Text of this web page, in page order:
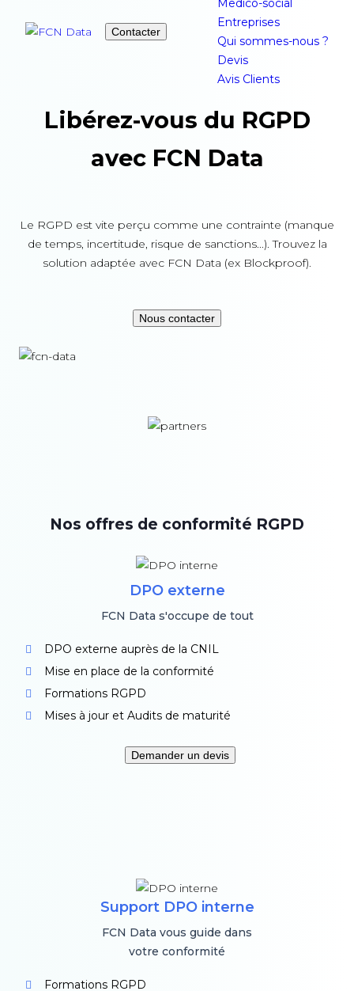
Contacter
Medico-social
Entreprises
Qui sommes-nous ?
Devis
Avis Clients
Libérez-vous du RGPD
avec FCN Data
Le RGPD est vite perçu comme une contrainte (manque
de temps, incertitude, risque de sanctions...). Trouvez la
solution adaptée avec FCN Data (ex Blockproof).
Nous contacter
Nos offres de conformité RGPD
DPO externe
FCN Data s'occupe de tout
DPO externe auprès de la CNIL
Mise en place de la conformité
Formations RGPD
Mises à jour et Audits de maturité
Demander un devis
Formations RGPD
Support DPO interne
FCN Data vous guide dans
votre conformité